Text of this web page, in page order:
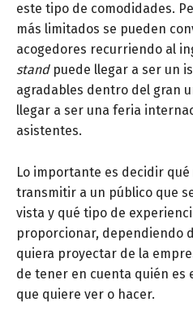
este tipo de comodidades.
más limitados se pueden
acogedores recurriendo al
standpuede llegar a ser un
agradables dentro del gran
llegar a ser una feria
asistentes.
Lo importante es decidir
transmitir a un público que
vista y qué tipo de
proporcionar, dependiendo
quiera proyectar de la
de tener en cuenta quién es
que quiere ver o hacer.